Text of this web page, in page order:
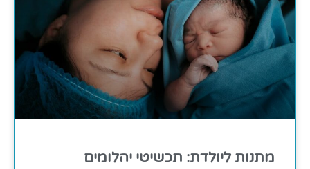
מתנות ליולדת: תכשיטי יהלומים